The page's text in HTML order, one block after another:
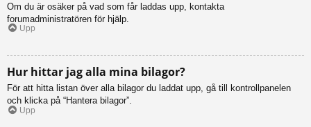
Om du är osäker på vad som får laddas upp, kontakta
forumadministratören för hjälp.
Upp
Hur hittar jag alla mina bilagor?
För att hitta listan över alla bilagor du laddat upp, gå till kontrollpanelen
och klicka på “Hantera bilagor”.
Upp